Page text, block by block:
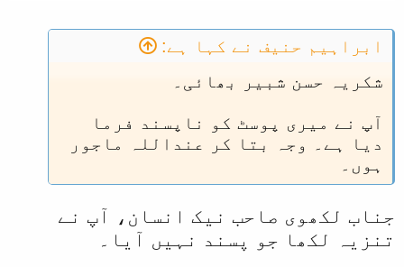
ابراہیم حنیف نے کہا ہے:
شکریہ حسن شبیر بھائی۔
آپ نے میری پوسٹ کو ناپسند فرما
دیا ہے۔ وجہ بتا کر عنداللہ ماجور
ہوں۔
جناب لکھوی صاحب نیک انسان، آپ نے
تنزیہ لکھا جو پسند نہیں آیا۔